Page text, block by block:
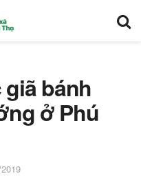
bánh
ở Phú